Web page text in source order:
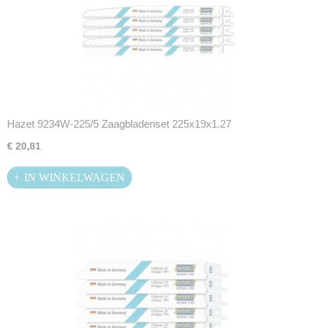
Hazet 9234W-225/5 Zaagbladenset 225x19x1.27
€ 20,81
IN WINKELWAGEN